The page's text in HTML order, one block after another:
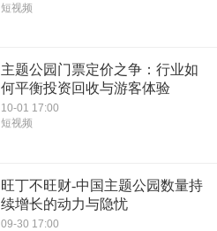
短视频
主题公园门票定价之争：行业如
何平衡投资回收与游客体验
10-01 17:00
短视频
旺丁不旺财-中国主题公园数量持
续增长的动力与隐忧
09-30 17:00